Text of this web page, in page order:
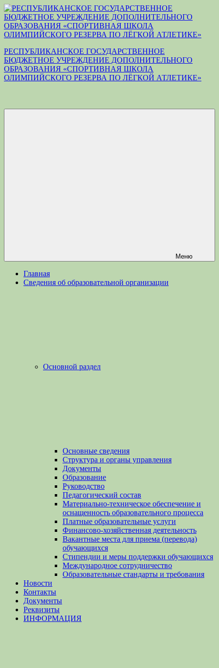
Перейти
к
содержимому
РЕСПУБЛИКАНСКОЕ ГОСУДАРСТВЕННОЕ
БЮДЖЕТНОЕ УЧРЕЖДЕНИЕ ДОПОЛНИТЕЛЬНОГО
ОБРАЗОВАНИЯ «СПОРТИВНАЯ ШКОЛА
ОЛИМПИЙСКОГО РЕЗЕРВА ПО ЛЁГКОЙ АТЛЕТИКЕ»
Меню
Главная
Сведения об образовательной организации
Основной раздел
Основные сведения
Структура и органы управления
Документы
Образование
Руководство
Педагогический состав
Материально-техническое обеспечение и
оснащенность образовательного процесса
Платные образовательные услуги
Финансово-хозяйственная деятельность
Вакантные места для приема (перевода)
обучающихся
Стипендии и меры поддержки обучающихся
Международное сотрудничество
Образовательные стандарты и требования
Новости
Контакты
Документы
Реквизиты
ИНФОРМАЦИЯ